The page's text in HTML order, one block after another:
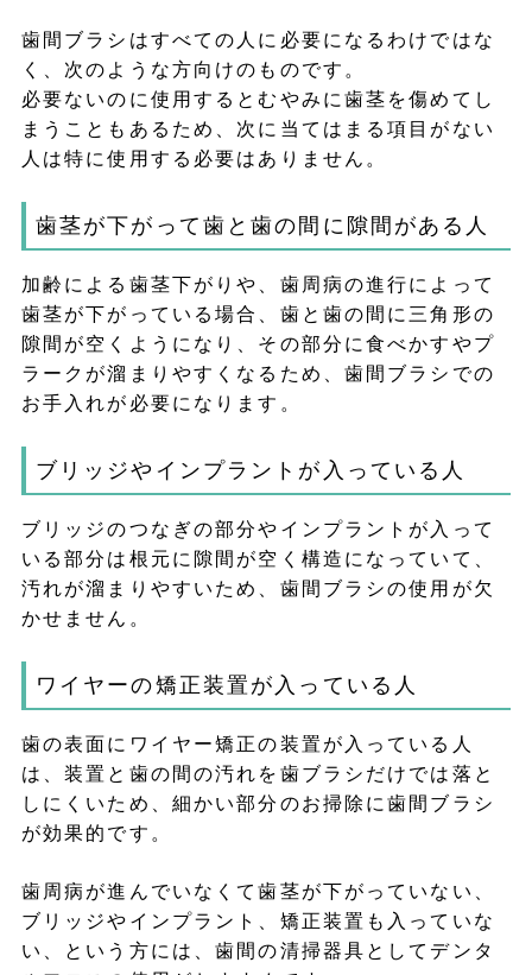
歯間ブラシはすべての人に必要になるわけではな
く、次のような方向けのものです。
必要ないのに使用するとむやみに歯茎を傷めてし
まうこともあるため、次に当てはまる項目がない
人は特に使用する必要はありません。
歯茎が下がって歯と歯の間に隙間がある人
加齢による歯茎下がりや、歯周病の進行によって
歯茎が下がっている場合、歯と歯の間に三角形の
隙間が空くようになり、その部分に食べかすやプ
ラークが溜まりやすくなるため、歯間ブラシでの
お手入れが必要になります。
ブリッジやインプラントが入っている人
ブリッジのつなぎの部分やインプラントが入って
いる部分は根元に隙間が空く構造になっていて、
汚れが溜まりやすいため、歯間ブラシの使用が欠
かせません。
ワイヤーの矯正装置が入っている人
歯の表面にワイヤー矯正の装置が入っている人
は、装置と歯の間の汚れを歯ブラシだけでは落と
しにくいため、細かい部分のお掃除に歯間ブラシ
が効果的です。
歯周病が進んでいなくて歯茎が下がっていない、
ブリッジやインプラント、矯正装置も入っていな
い、という方には、歯間の清掃器具としてデンタ